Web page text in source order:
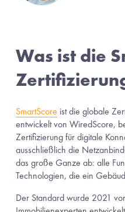
Was ist die
SmartScore ist die globale
entwickelt von WiredScore,
Zertifizierung für digitale
ausschließlich die
das große Ganze ab: alle
Technologien, die ein
Der Standard wurde 2021